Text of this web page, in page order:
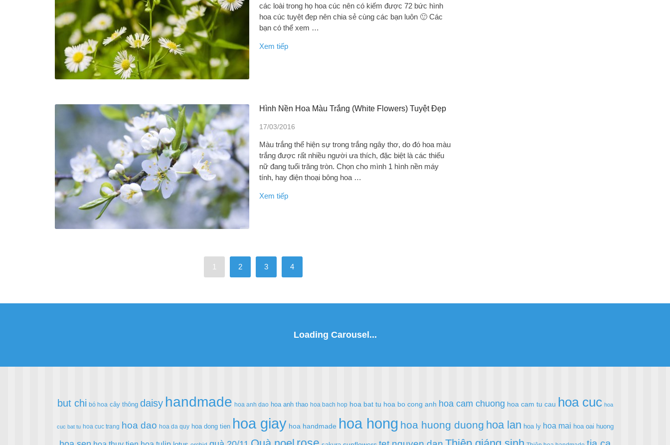
các loài trong họ hoa cúc nên có kiếm được 72 bức hình
hoa cúc tuyệt đẹp nên chia sẻ cùng các bạn luôn 🙂 Các
bạn có thể xem …
Xem tiếp
Hình Nền Hoa Màu Trắng (white Flowers) Tuyệt Đẹp
17/03/2016
Màu trắng thể hiện sự trong trắng ngây thơ, do đó hoa màu
trắng được rất nhiều người ưa thích, đặc biệt là các thiếu
nữ đang tuổi trăng tròn. Chọn cho mình 1 hình nền máy
tính, hay điện thoại bông hoa …
Xem tiếp
1 2 3 4
but chi bó hoa cây thông daisy handmade hoa anh dao hoa anh thao hoa bach hop hoa bat tu hoa bo cong anh hoa cam chuong hoa cam tu cau hoa cuc hoa
cuc bat tu hoa cuc trang hoa dao hoa da quy hoa dong tien hoa giay hoa handmade hoa hong hoa huong duong hoa lan hoa ly hoa mai hoa oai huong